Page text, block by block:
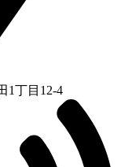
1丁⽬12-4